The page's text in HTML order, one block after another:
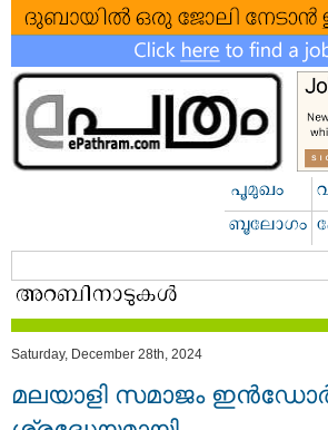
Saturday, December 28th, 2024
മലയാളി സമാജം